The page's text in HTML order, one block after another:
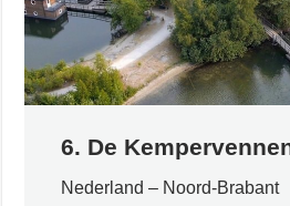
6. De
Nederland – Noord-Brabant